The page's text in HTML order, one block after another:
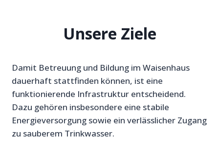
Unsere Ziele
Damit Betreuung und Bildung im Waisenhaus
dauerhaft stattfinden können, ist eine
funktionierende Infrastruktur entscheidend.
Dazu gehören insbesondere eine stabile
Energieversorgung sowie ein verlässlicher Zugang
zu sauberem Trinkwasser.